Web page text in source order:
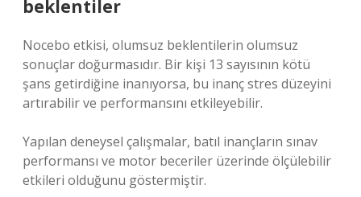
beklentiler
Nocebo etkisi, olumsuz beklentilerin olumsuz
sonuçlar doğurmasıdır. Bir kişi 13 sayısının kötü
şans getirdiğine inanıyorsa, bu inanç stres düzeyini
artırabilir ve performansını etkileyebilir.
Yapılan deneysel çalışmalar, batıl inançların sınav
performansı ve motor beceriler üzerinde ölçülebilir
etkileri olduğunu göstermiştir.